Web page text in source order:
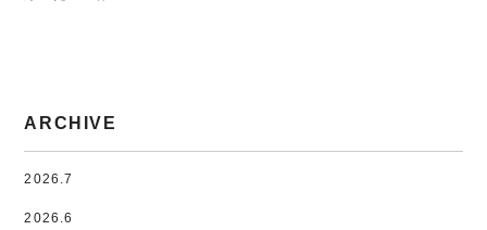
ARCHIVE
2026.7
2026.6